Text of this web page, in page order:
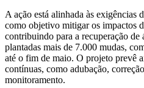
A ação está alinhada às exigências
como objetivo mitigar os impactos
contribuindo para a recuperação de
plantadas mais de 7.000 mudas,
até o fim de maio. O projeto prevê
contínuas, como adubação,
monitoramento.